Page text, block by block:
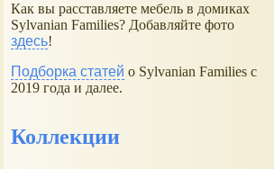
Как вы расставляете мебель в домиках
Sylvanian Families? Добавляйте фото
здесь!
Подборка статей о Sylvanian Families с
2019 года и далее.
Коллекции